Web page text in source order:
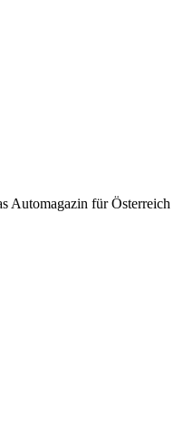
Automagazin für Österreich